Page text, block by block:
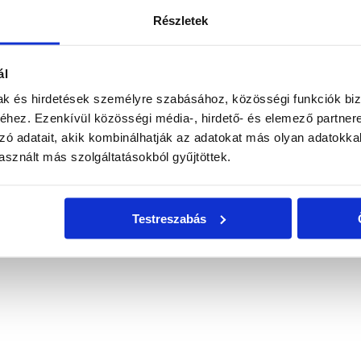
Részletek
és hirdetések személyre szabásához, közösségi funkciók
Ezenkívül közösségi média-, hirdető- és elemező
adatait, akik kombinálhatják az adatokat más olyan
más szolgáltatásokból gyűjtöttek.
Testreszabás
https://hosting.uandb.hu/wp-content/uploads/2020/02/